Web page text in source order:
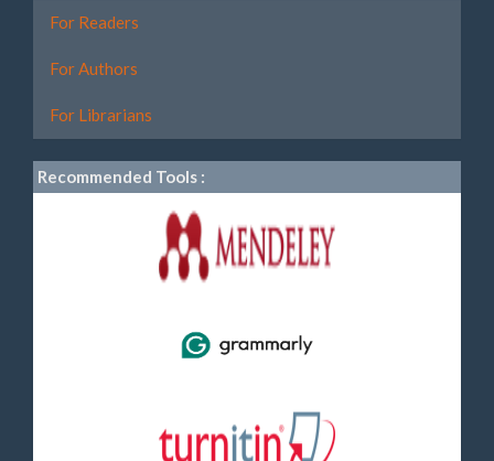
For Readers
For Authors
For Librarians
Recommended Tools :